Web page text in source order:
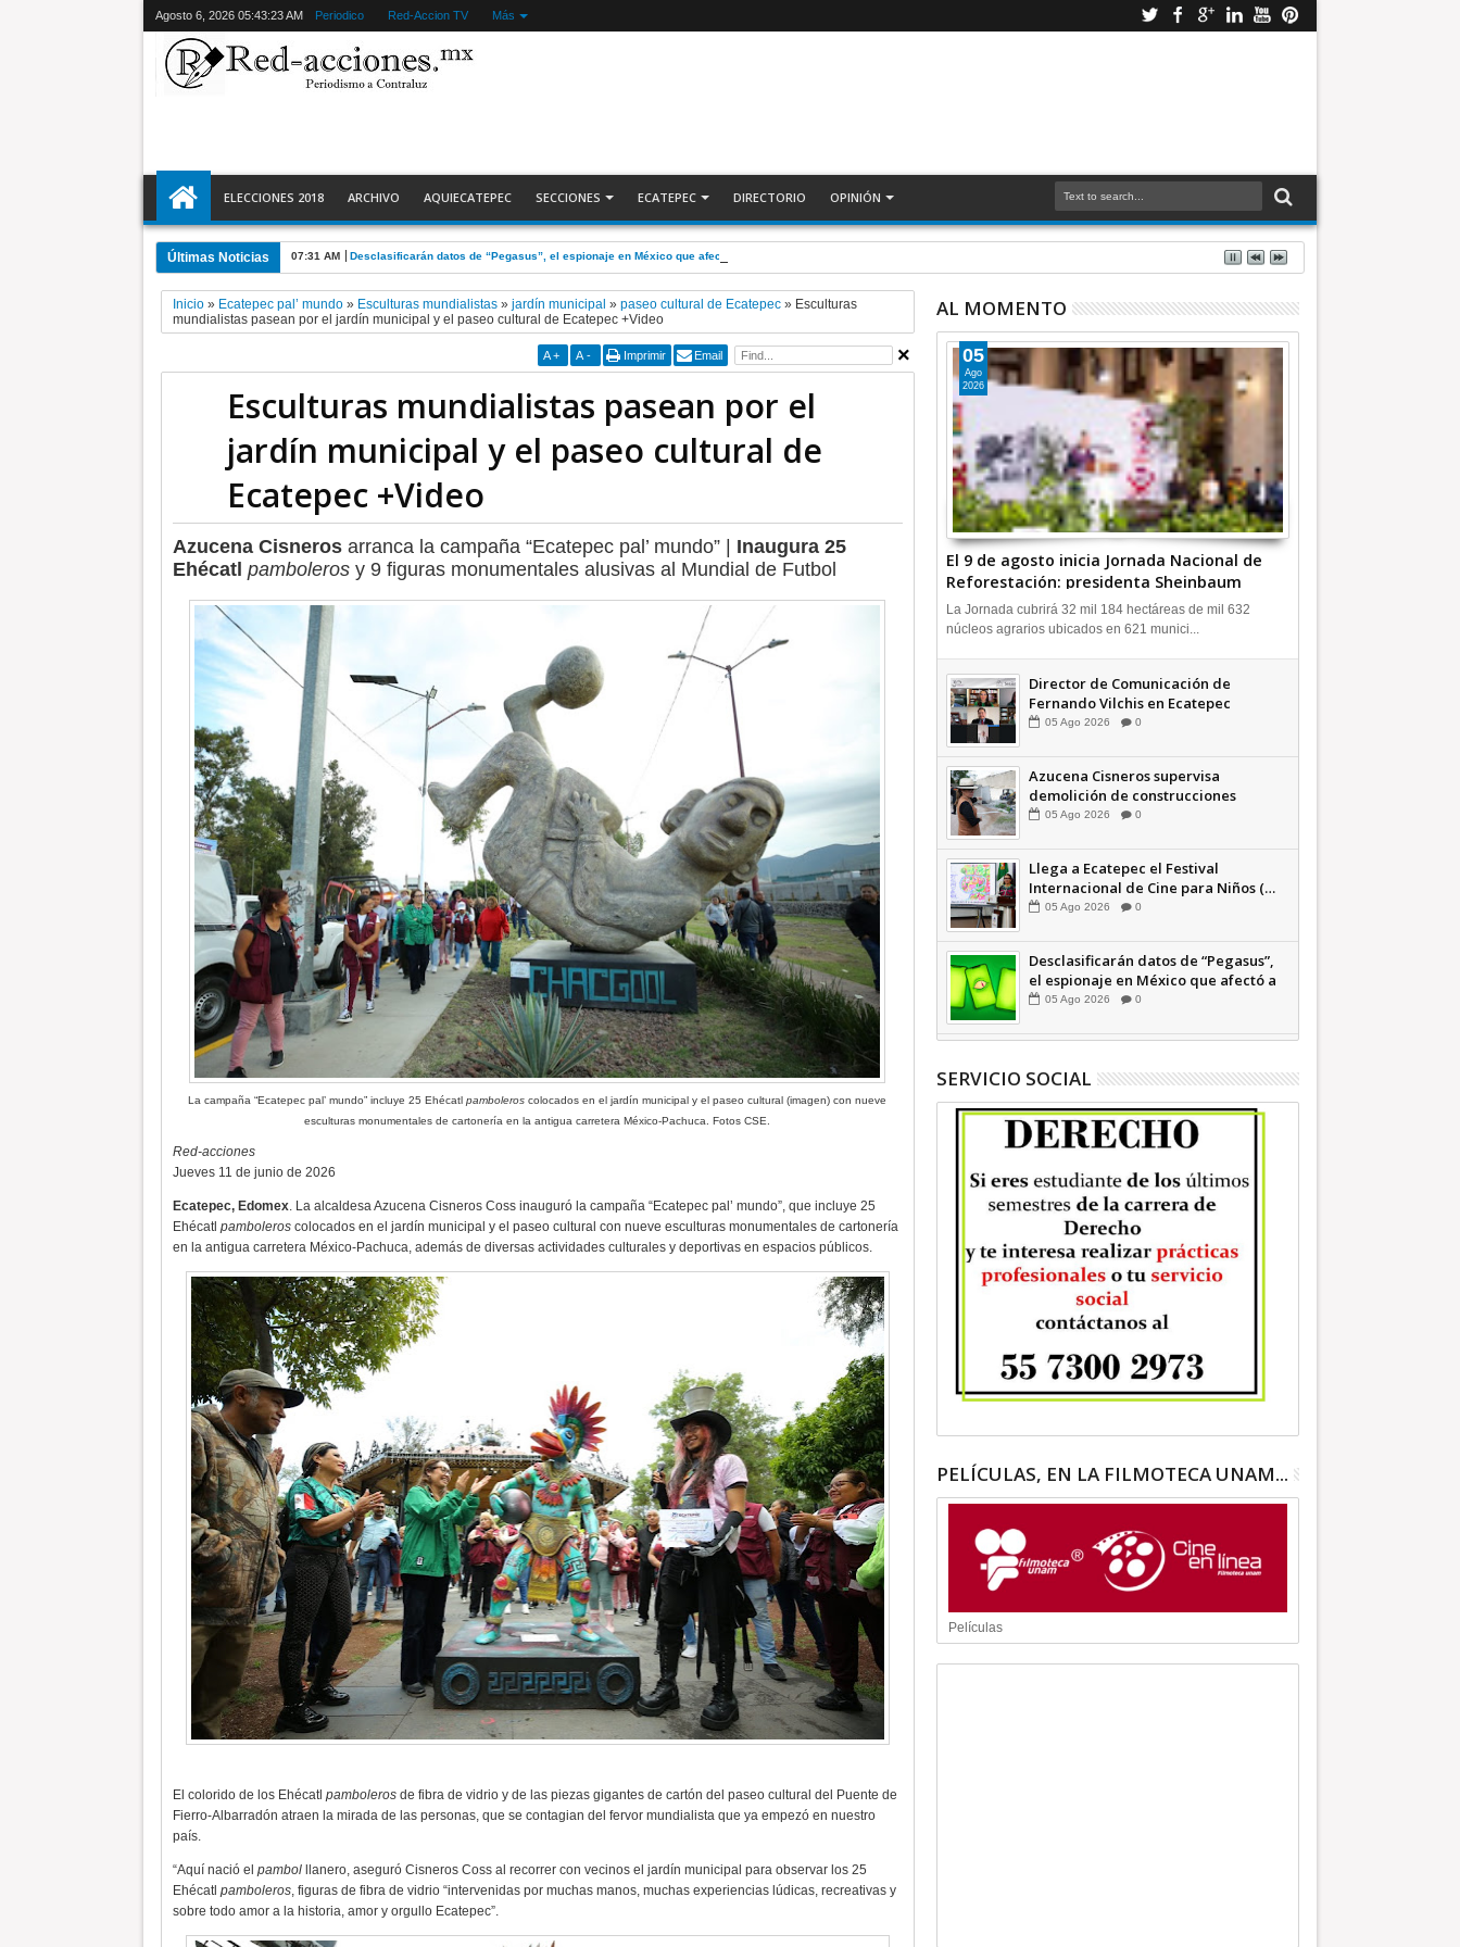
Agosto 6, 2026 05:43:24 AM Periodico Red-Accion TV Más
ELECCIONES 2018 ARCHIVO AQUIECATEPEC SECCIONES ECATEPEC DIRECTORIO OPINIÓN
Últimas Noticias 07:31 AM Desclasificarán datos de “Pegasus”, el espionaje en México que afectó a cientos de periodistas * COMENTARIO A TIEMPO
Inicio» Ecatepec pal’ mundo» Esculturas mundialistas» jardín municipal » paseo cultural de Ecatepec» Esculturas
mundialistas pasean por el jardín municipal y el paseo cultural de Ecatepec +Video
A + A - Imprimir Email
Esculturas mundialistas pasean por el
jardín municipal y el paseo cultural de
Ecatepec +Video
Azucena Cisnerosarranca la campaña “Ecatepec pal’ mundo” | Inaugura 25
Ehécatl pambolerosy 9 figuras monumentales alusivas al Mundial de Futbol
La campaña “Ecatepec pal’ mundo” incluye 25 Ehécatlpamboleros colocados en el jardín municipal y el paseo cultural (imagen) con nueve
esculturas monumentales de cartonería en la antigua carretera México-Pachuca. Fotos CSE.
Red-acciones
Jueves 11 de junio de 2026
Ecatepec, Edomex. La alcaldesa Azucena Cisneros Coss inauguró la campaña “Ecatepec pal’ mundo”, que incluye 25
Ehécatl pamboleroscolocados en el jardín municipal y el paseo cultural con nueve esculturas monumentales de cartonería
en la antigua carretera México-Pachuca, además de diversas actividades culturales y deportivas en espacios públicos.
El colorido de los Ehécatl pambolerosde fibra de vidrio y de las piezas gigantes de cartón del paseo cultural del Puente de
Fierro-Albarradón atraen la mirada de las personas, que se contagian del fervor mundialista que ya empezó en nuestro
país.
“Aquí nació el pambolllanero, aseguró Cisneros Coss al recorrer con vecinos el jardín municipal para observar los 25
Ehécatl pamboleros, figuras de fibra de vidrio “intervenidas por muchas manos, muchas experiencias lúdicas, recreativas y
sobre todo amor a la historia, amor y orgullo Ecatepec”.
AL MOMENTO
El 9 de agosto inicia Jornada Nacional de
Reforestación: presidenta Sheinbaum
+Video INFORMATIVA
05
Ago
2026
La Jornada cubrirá 32 mil 184 hectáreas de mil 632
núcleos agrarios ubicados en 621 munici...
Director de Comunicación de
Fernando Vilchis en Ecatepec
financió publicaciones en redes
Cisneros: TEEM INFORMATIVA
05 Ago 2026 0
Azucena Cisneros supervisa
demolición de construcciones
ilegales en zona federal
05 Ago 2026 0
Llega a Ecatepec el Festival
Internacional de Cine para Niños (…
y no tan Niños) +Video INFORMATIVA
05 Ago 2026 0
Desclasificarán datos de “Pegasus”,
el espionaje en México que afectó a
cientos de periodistas *
05 Ago 2026 0
SERVICIO SOCIAL
PELÍCULAS, EN LA FILMOTECA UNAM...
Películas